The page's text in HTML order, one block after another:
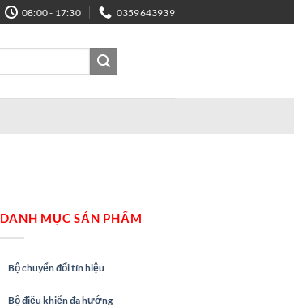
08:00 - 17:30 0359643939
DANH MỤC SẢN PHẨM
Bộ chuyển đổi tín hiệu
Bộ điều khiển đa hướng